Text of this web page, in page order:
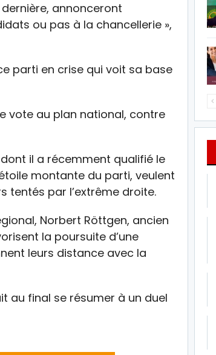
annonceront
ou pas à la chancellerie »,
parti en crise qui voit sa base
vote au plan national, contre
dont il a récemment qualifié le
montante du parti, veulent
tentés par l’extrême droite.
Norbert Röttgen, ancien
la poursuite d’une
leurs distance avec la
au final se résumer à un duel